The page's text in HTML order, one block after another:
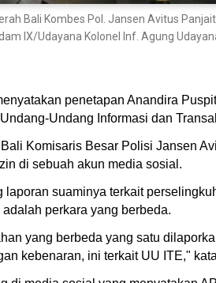
Bali Kombes Pol. Jansen Avitus
IX/Udayana Kolonel Inf. Agung
penetapan Anandira
Undang Informasi dan
Komisaris Besar Polisi Jansen
di sebuah akun media sosial.
suaminya terkait
perkara yang berbeda.
yang berbeda yang satu
kebenaran, ini terkait UU ITE,"